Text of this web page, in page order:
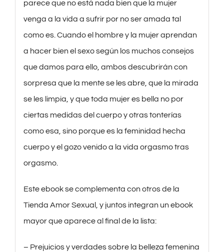
parece que no está nada bien que la mujer
venga a la vida a sufrir por no ser amada tal
como es. Cuando el hombre y la mujer aprendan
a hacer bien el sexo según los muchos consejos
que damos para ello, ambos descubrirán con
sorpresa que la mente se les abre, que la mirada
se les limpia, y que toda mujer es bella no por
ciertas medidas del cuerpo y otras tonterías
como esa, sino porque es la feminidad hecha
cuerpo y el gozo venido a la vida orgasmo tras
orgasmo.
Este ebook se complementa con otros de la
Tienda Amor Sexual, y juntos integran un ebook
mayor que aparece al final de la lista:
– Prejuicios y verdades sobre la belleza femenina